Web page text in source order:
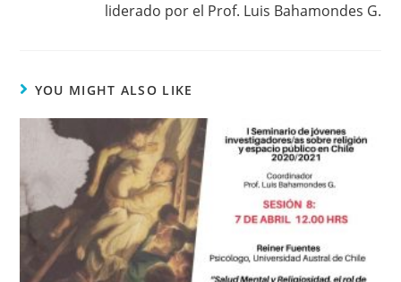
liderado por el Prof. Luis Bahamondes G.
YOU MIGHT ALSO LIKE